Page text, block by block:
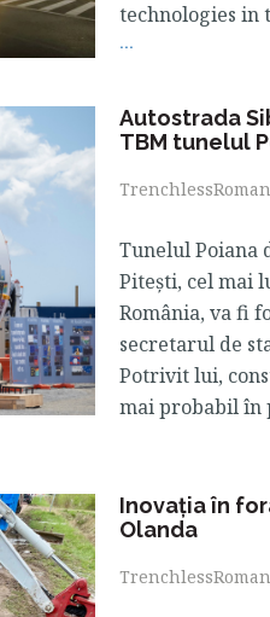
technologies in
...
Autostrada
TBM tunelul
Tunelul Poiana
Pitești, cel mai
România, va fi
secretarul de
Potrivit lui,
mai probabil
Inovația în
Olanda